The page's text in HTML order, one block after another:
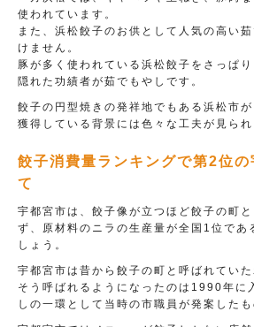
使われています。
また、浜松餃子のお供として人気の高い
けません。
豚が多く使われている浜松餃子をさっぱり
隠れた功績者が茹でもやしです。
餃子の円型焼きの発祥地でもある浜松市
獲得している背景には色々な工夫が見られ
餃子消費量ランキングで第2位
て
宇都宮市は、餃子像が立つほど餃子の町
ず、原材料のニラの生産量が全国1位であ
しょう。
宇都宮市は昔から餃子の町と呼ばれていた
そう呼ばれるようになったのは1990年に
しの一環として当時の市職員が発案したも